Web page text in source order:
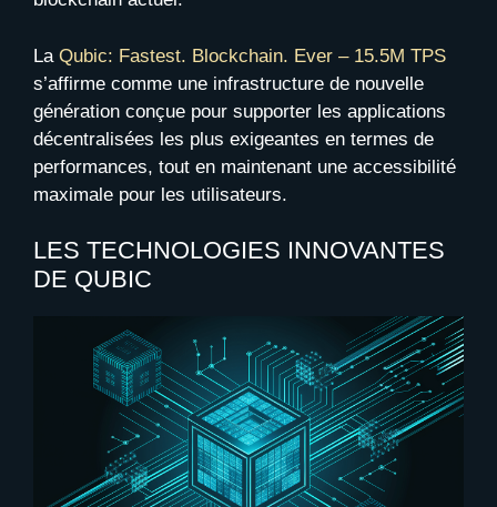
La Qubic: Fastest. Blockchain. Ever – 15.5M TPS
s’affirme comme une infrastructure de nouvelle
génération conçue pour supporter les applications
décentralisées les plus exigeantes en termes de
performances, tout en maintenant une accessibilité
maximale pour les utilisateurs.
LES TECHNOLOGIES INNOVANTES
DE QUBIC